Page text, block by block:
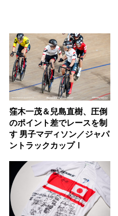
窪木一茂＆兒島直樹、圧倒
のポイント差でレースを制
す 男子マディソン／ジャパ
ントラックカップⅠ